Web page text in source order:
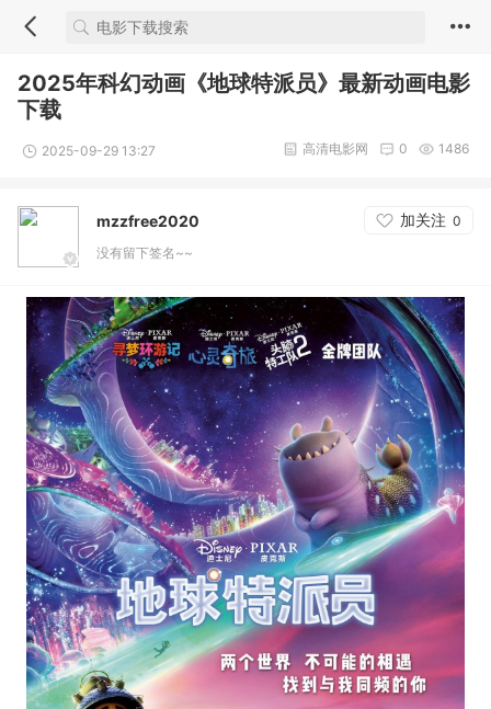
2025年科幻动画《地球特派员》最新动画电影
下载
2025-09-29 13:27 1486
0
高清电影网
mzzfree2020 加关注 0
没有留下签名~~